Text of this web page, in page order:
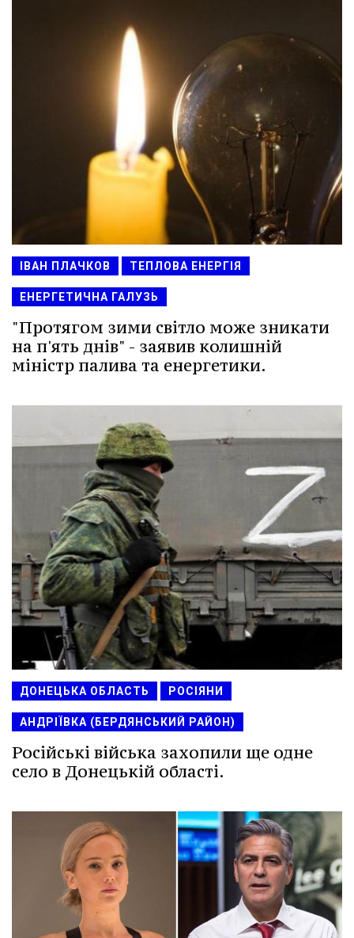
ІВАН ПЛАЧКОВ ТЕПЛОВА ЕНЕРГІЯ
ЕНЕРГЕТИЧНА ГАЛУЗЬ
"Протягом зими світло може зникати
на п'ять днів" - заявив колишній
міністр палива та енергетики.
ДОНЕЦЬКА ОБЛАСТЬ РОСІЯНИ
АНДРІЇВКА (БЕРДЯНСЬКИЙ РАЙОН)
Російські війська захопили ще одне
село в Донецькій області.